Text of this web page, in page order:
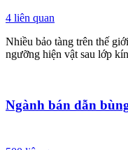
4 liên quan
Nhiều bảo tàng trên thế
ngưỡng hiện vật sau lớp
Ngành bán dẫn